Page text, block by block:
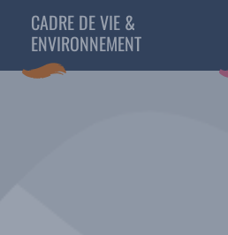
CADRE DE VIE &
ENVIRONNEMENT